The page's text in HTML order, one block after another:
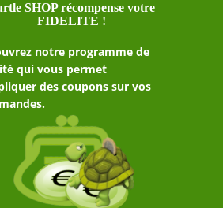
SHOP récompense votre
FIDELITE !
notre programme de
qui vous permet
des coupons sur vos